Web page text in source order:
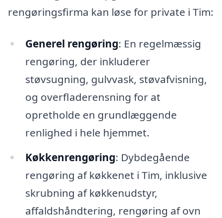
rengøringsfirma kan løse for private i Tim:
Generel rengøring: En regelmæssig
rengøring, der inkluderer
støvsugning, gulvvask, støvafvisning,
og overfladerensning for at
opretholde en grundlæggende
renlighed i hele hjemmet.
Køkkenrengøring: Dybdegående
rengøring af køkkenet i Tim, inklusive
skrubning af køkkenudstyr,
affaldshåndtering, rengøring af ovn